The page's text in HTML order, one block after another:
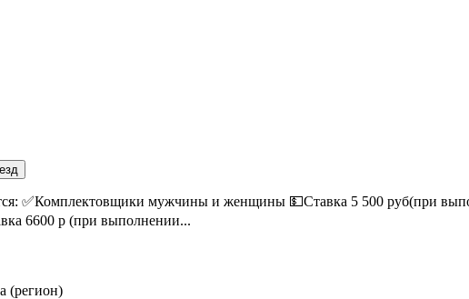
✅Комплектовщики мужчины и женщины 💵Ставка 5 500 руб(при
6600 р (при выполнении...
(регион)